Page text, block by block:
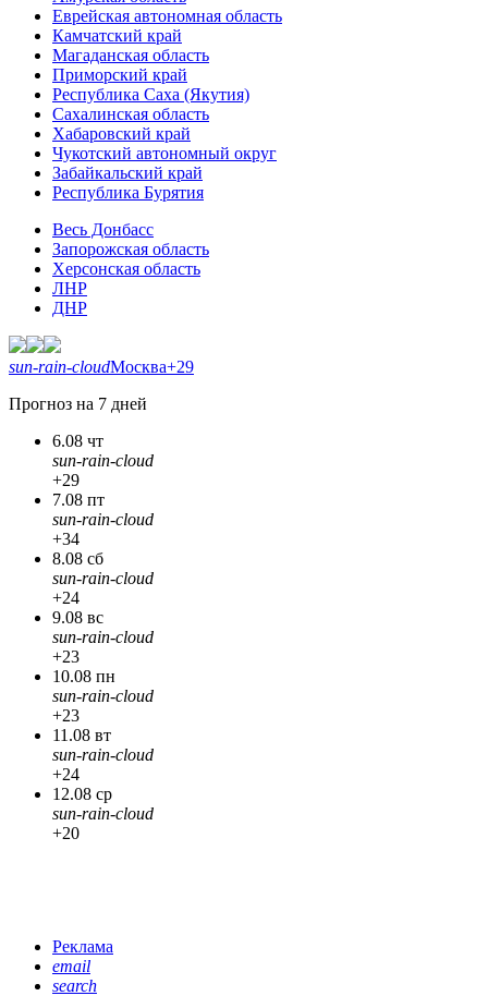
Еврейская автономная область
Камчатский край
Магаданская область
Приморский край
Республика Саха (Якутия)
Сахалинская область
Хабаровский край
Чукотский автономный округ
Забайкальский край
Республика Бурятия
Весь Донбасс
Запорожская область
Херсонская область
ЛНР
ДНР
sun-rain-cloudМосква+29
Прогноз на 7 дней
6.08 чт
sun-rain-cloud
+29
7.08 пт
sun-rain-cloud
+34
8.08 сб
sun-rain-cloud
+24
9.08 вс
sun-rain-cloud
+23
10.08 пн
sun-rain-cloud
+23
11.08 вт
sun-rain-cloud
+24
12.08 ср
sun-rain-cloud
+20
Реклама
email
search